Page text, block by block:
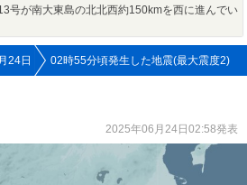
号が南大東島の北北西約150kmを西に進んでい
24日 02時55分頃発生した地震(最大震度2)
2025年06月24日02:58発表